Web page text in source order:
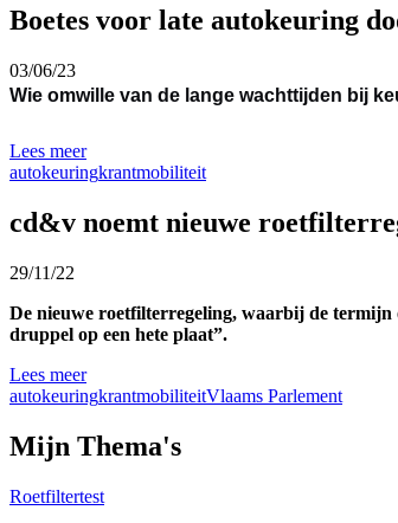
Boetes voor late autokeuring
03/06/23
Wie omwille van de lange wachttijden bij
Lees meer
autokeuringkrantmobiliteit
cd&v noemt nieuwe
29/11/22
De nieuwe roetfilterregeling, waarbij de termijn
druppel op een hete plaat”.
Lees meer
autokeuringkrantmobiliteitVlaams Parlement
Mijn Thema's
Roetfiltertest